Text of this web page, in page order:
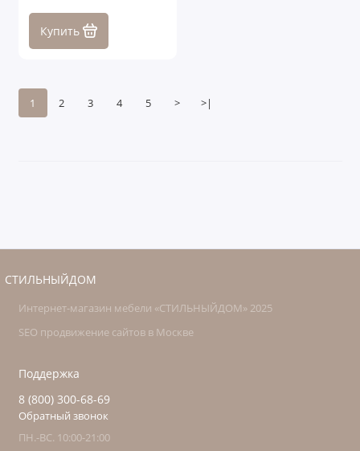
Купить
1 2 3 4 5 > >|
СТИЛЬНЫЙДОМ
Интернет-магазин мебели «СТИЛЬНЫЙДОМ» 2025
SEO продвижение сайтов в Москве
Поддержка
8 (800) 300-68-69
Обратный звонок
ПН.-ВС. 10:00-21:00